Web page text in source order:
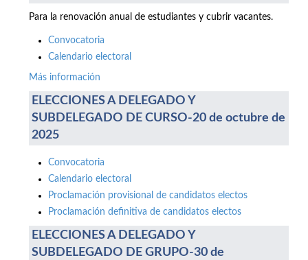
Para la renovación anual de estudiantes y cubrir vacantes.
Convocatoria
Calendario electoral
Más información
ELECCIONES A DELEGADO Y
SUBDELEGADO DE CURSO-20 de octubre de
2025
Convocatoria
Calendario electoral
Proclamación provisional de candidatos electos
Proclamación definitiva de candidatos electos
ELECCIONES A DELEGADO Y
SUBDELEGADO DE GRUPO-30 de